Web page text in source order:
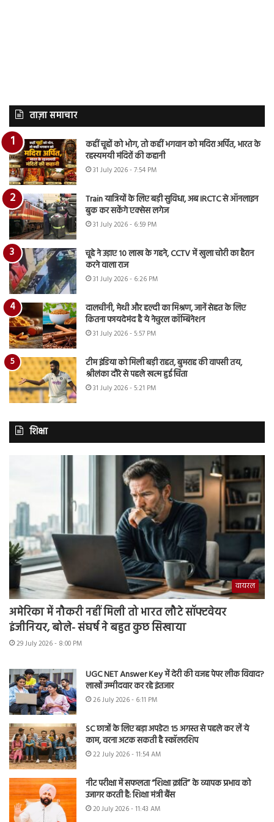
ताज़ा समाचार
कहीं चूहों को भोग, तो कहीं भगवान को मदिरा अर्पित, भारत के
रहस्यमयी मंदिरों की कहानी
31 July 2026 - 7:54 PM
Train यात्रियों के लिए बड़ी सुविधा, अब IRCTC से ऑनलाइन
बुक कर सकेंगे एक्सेस लगेज
31 July 2026 - 6:59 PM
चूहे ने उड़ाए 10 लाख के गहने, CCTV में खुला चोरी का हैरान
करने वाला राज
31 July 2026 - 6:26 PM
दालचीनी, मेथी और हल्दी का मिश्रण, जानें सेहत के लिए
कितना फायदेमंद है ये नेचुरल कॉम्बिनेशन
31 July 2026 - 5:57 PM
टीम इंडिया को मिली बड़ी राहत, बुमराह की वापसी तय,
श्रीलंका दौरे से पहले खत्म हुई चिंता
31 July 2026 - 5:21 PM
शिक्षा
वायरल
अमेरिका में नौकरी नहीं मिली तो भारत लौटे सॉफ्टवेयर
इंजीनियर, बोले- संघर्ष ने बहुत कुछ सिखाया
29 July 2026 - 8:00 PM
UGC NET Answer Key में देरी की वजह पेपर लीक विवाद?
लाखों उम्मीदवार कर रहे इंतजार
26 July 2026 - 6:11 PM
SC छात्रों के लिए बड़ा अपडेट! 15 अगस्त से पहले कर लें ये
काम, वरना अटक सकती है स्कॉलरशिप
22 July 2026 - 11:54 AM
नीट परीक्षा में सफलता “शिक्षा क्रांति” के व्यापक प्रभाव को
उजागर करती है: शिक्षा मंत्री बैंस
20 July 2026 - 11:43 AM